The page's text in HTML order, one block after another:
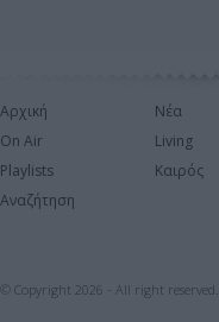
Αρχική
On Air
Playlists
Αναζήτηση
Νέα
Living
Καιρός
© Copyright 2026 - All right reserved.